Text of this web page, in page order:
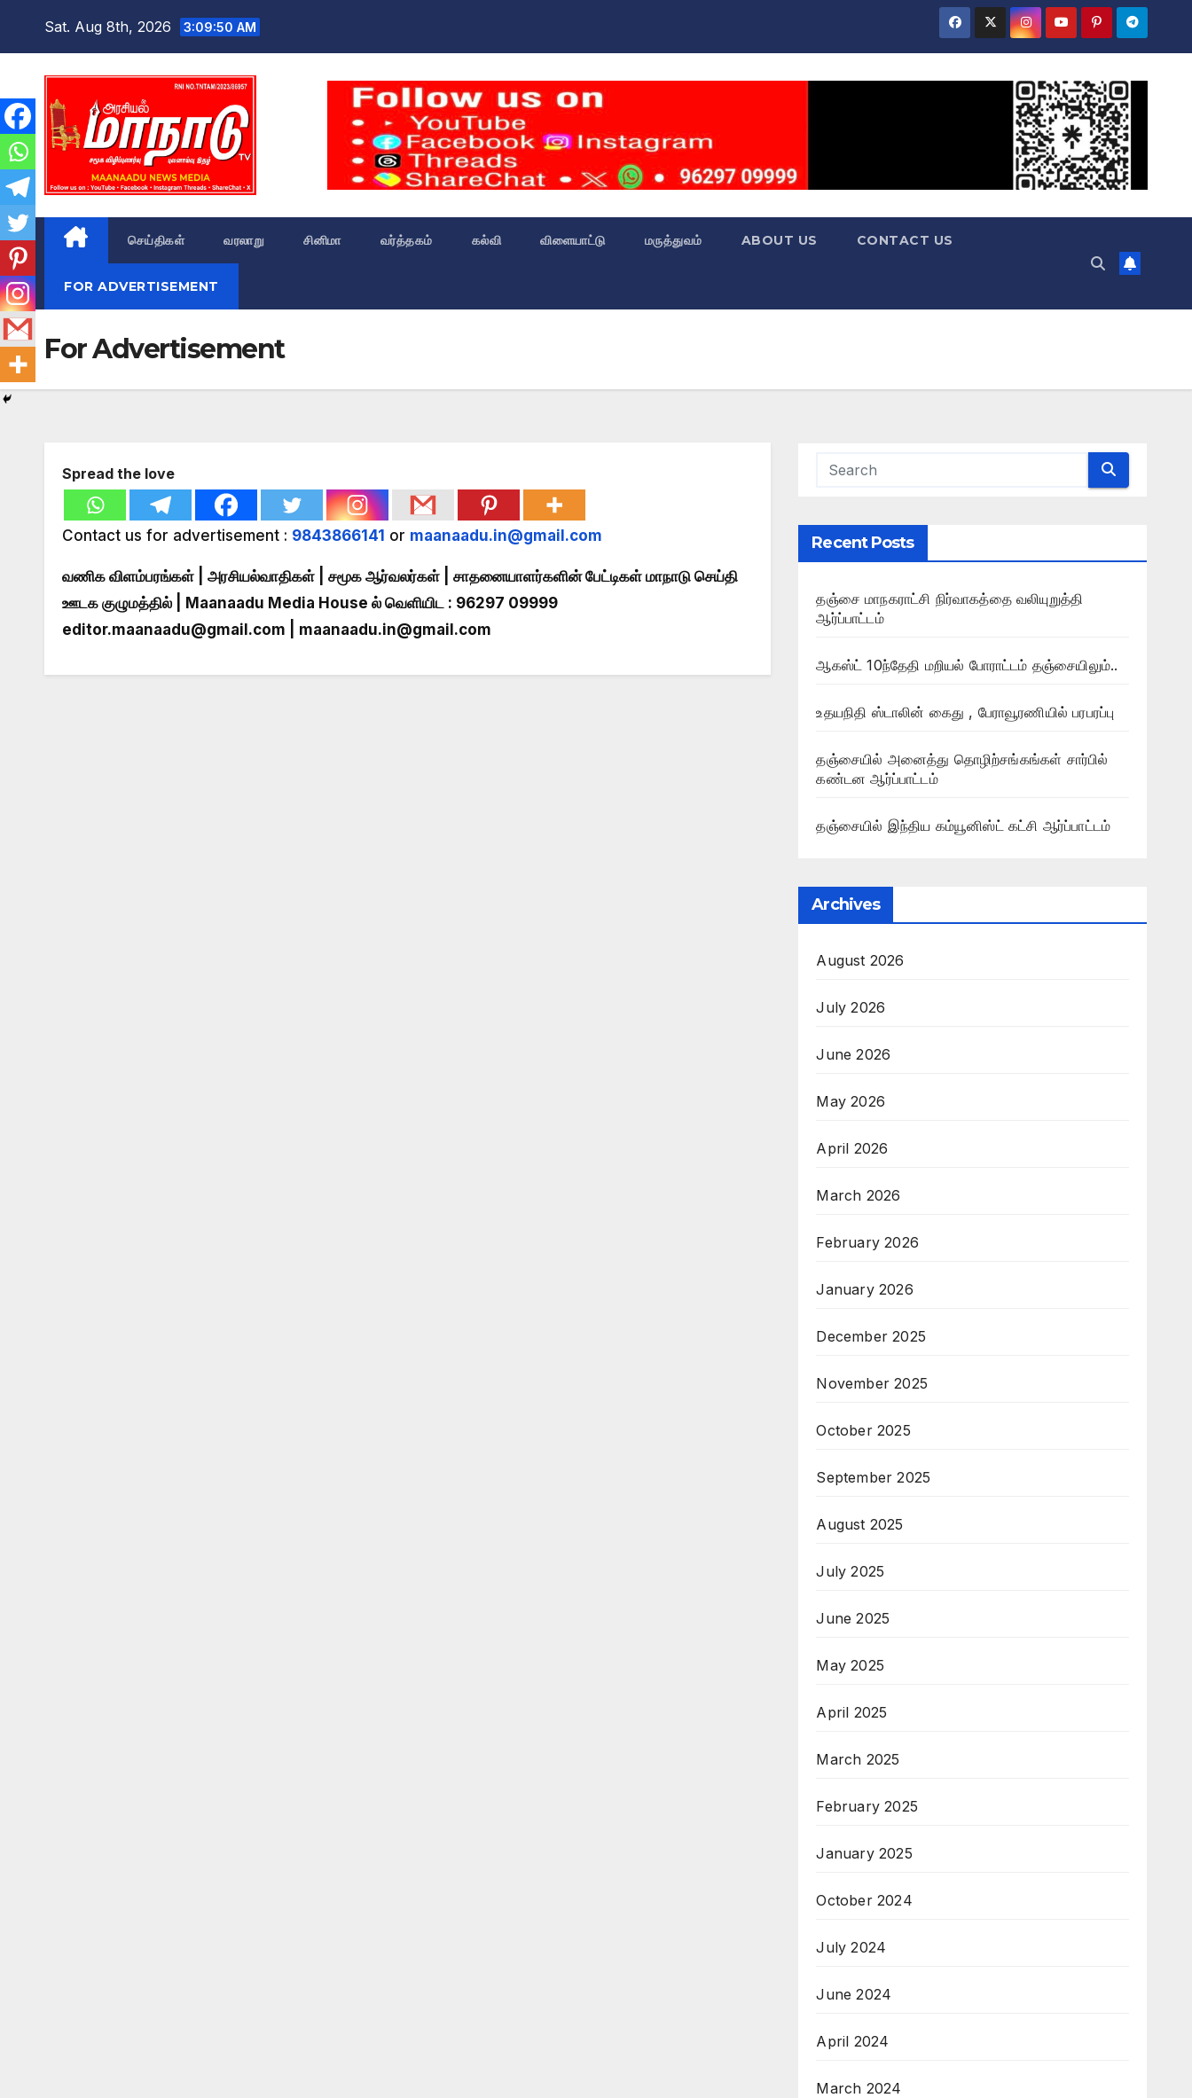
Sat. Aug 8th, 2026 3:09:51 AM
செய்திகள் வரலாறு சினிமா வர்த்தகம் கல்வி விளையாட்டு மருத்துவம் ABOUT US CONTACT US
FOR ADVERTISEMENT
For Advertisement
Spread the love
Contact us for advertisement : 9843866141 or maanaadu.in@gmail.com
வணிக விளம்பரங்கள் | அரசியல்வாதிகள் | சமூக ஆர்வலர்கள் | சாதனையாளர்களின் பேட்டிகள் மாநாடு செய்தி
ஊடக குழுமத்தில் | Maanaadu Media House ல் வெளியிட : 96297 09999
editor.maanaadu@gmail.com
maanaadu.in@gmail.com
Recent Posts
தஞ்சை மாநகராட்சி நிர்வாகத்தை வலியுறுத்தி
ஆர்ப்பாட்டம்
ஆகஸ்ட் 10ந்தேதி மறியல் போராட்டம் தஞ்சையிலும்..
உதயநிதி ஸ்டாலின் கைது , பேராவூரணியில் பரபரப்பு
தஞ்சையில் அனைத்து தொழிற்சங்கங்கள் சார்பில்
கண்டன ஆர்ப்பாட்டம்
தஞ்சையில் இந்திய கம்யூனிஸ்ட் கட்சி ஆர்ப்பாட்டம்
Archives
August 2026
July 2026
June 2026
May 2026
April 2026
March 2026
February 2026
January 2026
December 2025
November 2025
October 2025
September 2025
August 2025
July 2025
June 2025
May 2025
April 2025
March 2025
February 2025
January 2025
October 2024
July 2024
June 2024
April 2024
March 2024